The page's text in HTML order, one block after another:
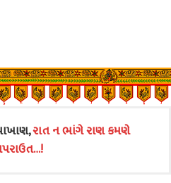
રાત ન ભાંગે રાણ કમણે